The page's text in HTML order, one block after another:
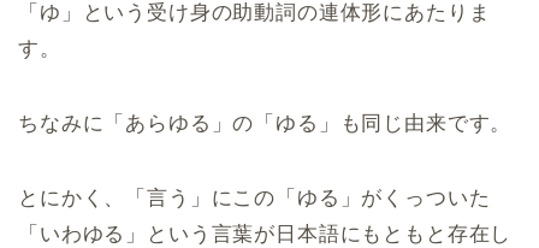
「ゆ」という受け身の助動詞の連体形にあたりま
す。
ちなみに「あらゆる」の「ゆる」も同じ由来です。
とにかく、「言う」にこの「ゆる」がくっついた
「いわゆる」という言葉が日本語にもともと存在し